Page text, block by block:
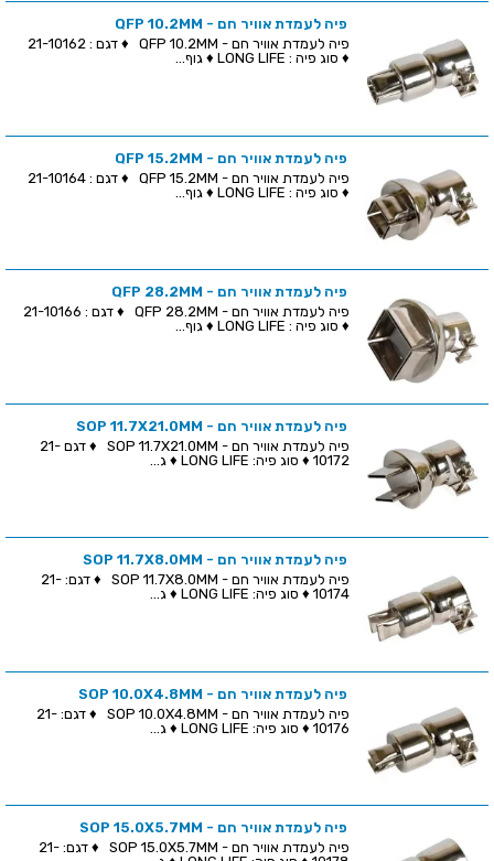
פיה לעמדת אוויר חם - QFP 10.2MM
פיה לעמדת אוויר חם - QFP 10.2MM ♦ דגם : 21-10162
♦ סוג פיה : LONG LIFE ♦ גוף...
פיה לעמדת אוויר חם - QFP 15.2MM
פיה לעמדת אוויר חם - QFP 15.2MM ♦ דגם : 21-10164
♦ סוג פיה : LONG LIFE ♦ גוף...
פיה לעמדת אוויר חם - QFP 28.2MM
פיה לעמדת אוויר חם - QFP 28.2MM ♦ דגם : 21-10166
♦ סוג פיה : LONG LIFE ♦ גוף...
פיה לעמדת אוויר חם - SOP 11.7X21.0MM
פיה לעמדת אוויר חם - SOP 11.7X21.0MM ♦ דגם 21-
10172 ♦ סוג פיה: LONG LIFE ♦ ג...
פיה לעמדת אוויר חם - SOP 11.7X8.0MM
פיה לעמדת אוויר חם - SOP 11.7X8.0MM ♦ דגם: 21-
10174 ♦ סוג פיה: LONG LIFE ♦ ג...
פיה לעמדת אוויר חם - SOP 10.0X4.8MM
פיה לעמדת אוויר חם - SOP 10.0X4.8MM ♦ דגם: 21-
10176 ♦ סוג פיה: LONG LIFE ♦ ג...
פיה לעמדת אוויר חם - SOP 15.0X5.7MM
פיה לעמדת אוויר חם - SOP 15.0X5.7MM ♦ דגם: 21-